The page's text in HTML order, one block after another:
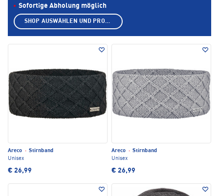
Areco · Stirnband
Unisex
€ 26,99
Areco · Stirnband
Unisex
€ 26,99
Sofortige Abholung möglich
SHOP AUSWÄHLEN UND PRODUKTE ANZEIGEN